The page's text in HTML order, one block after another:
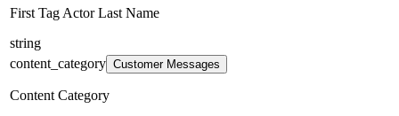
First Tag Actor Last Name
string
content_category Customer Messages
Content Category